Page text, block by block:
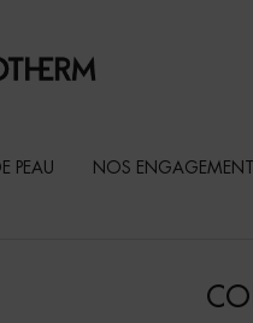
PEAU NOS